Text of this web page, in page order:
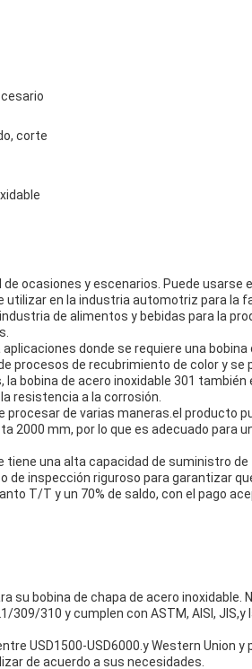
corte
ocasiones y escenarios. Puede usarse
en la industria automotriz para la
de alimentos y bebidas para la
donde se requiere una bobina
procesos de recubrimiento de color y se
bobina de acero inoxidable 301 también
resistencia a la corrosión.
de varias maneras.el producto
2000 mm, por lo que es adecuado para
tiene una alta capacidad de suministro de
de inspección riguroso para garantizar
T/T y un 70% de saldo, con el pago
su bobina de chapa de acero inoxidable.
310 y cumplen con ASTM, AISI, JIS,y
USD1500-USD6000.y Western Union y
de acuerdo a sus necesidades.